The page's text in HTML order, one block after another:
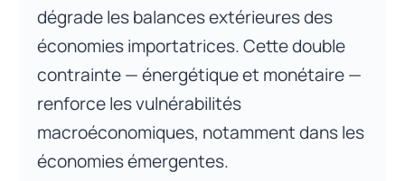
dégrade les balances extérieures des
économies importatrices. Cette double
contrainte — énergétique et monétaire —
renforce les vulnérabilités
macroéconomiques, notamment dans les
économies émergentes.